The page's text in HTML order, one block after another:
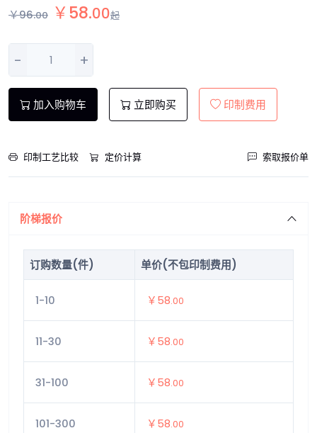
￥96.00 ￥58.00起
- +
加入购物车 立即购买 印制费用
印制工艺比较 定价计算 索取报价单
阶梯报价
订购数量(件) 单价(不包印制费用)
1-10 ￥58.00
11-30 ￥58.00
31-100 ￥58.00
101-300 ￥58.00